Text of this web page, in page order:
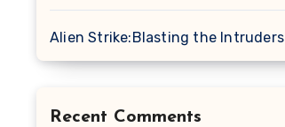
Alien Strike:Blasting the Intruders
Recent Comments